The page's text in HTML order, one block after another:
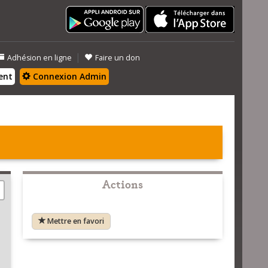
Adhésion en ligne | Faire un don
Connexion Admin
Actions
Mettre en favori